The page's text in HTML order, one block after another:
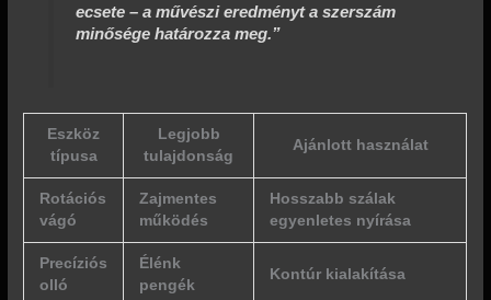
ecsete – a művészi eredményt a szerszám
minősége határozza meg.”
Eszköz
típusa
Legjobb
tulajdonság
Ajánlott használat
Rotációs
vágó
Zajmentes
működés
Hosszabb szálak
egyenletes nyírása
Precíziós
olló
Élénk
pengék
Kontúr kialakítása